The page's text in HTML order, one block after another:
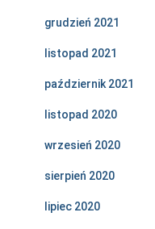
grudzień 2021
listopad 2021
październik 2021
listopad 2020
wrzesień 2020
sierpień 2020
lipiec 2020